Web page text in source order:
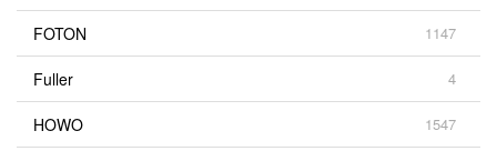
FOTON 1147
Fuller 4
HOWO 1547